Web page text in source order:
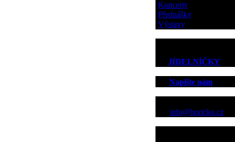
Koncerty
Přednášky
Výstavy
JÍDELNÍČKY
Napište nám
info@horicko.cz